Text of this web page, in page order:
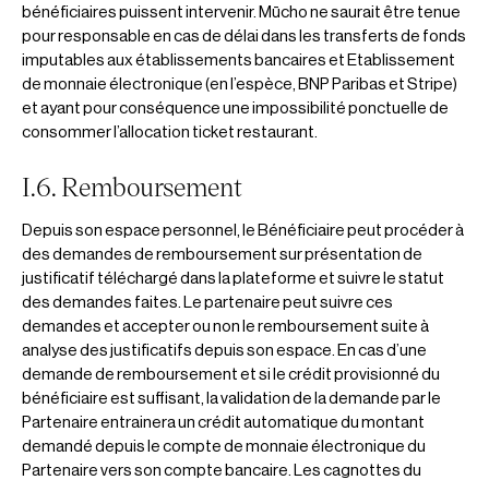
bénéficiaires puissent intervenir. Mūcho ne saurait être tenue
pour responsable en cas de délai dans les transferts de fonds
imputables aux établissements bancaires et Etablissement
de monnaie électronique (en l’espèce, BNP Paribas et Stripe)
et ayant pour conséquence une impossibilité ponctuelle de
consommer l’allocation ticket restaurant.
I.6. Remboursement
Depuis son espace personnel, le Bénéficiaire peut procéder à
des demandes de remboursement sur présentation de
justificatif téléchargé dans la plateforme et suivre le statut
des demandes faites. Le partenaire peut suivre ces
demandes et accepter ou non le remboursement suite à
analyse des justificatifs depuis son espace. En cas d’une
demande de remboursement et si le crédit provisionné du
bénéficiaire est suffisant, la validation de la demande par le
Partenaire entrainera un crédit automatique du montant
demandé depuis le compte de monnaie électronique du
Partenaire vers son compte bancaire. Les cagnottes du